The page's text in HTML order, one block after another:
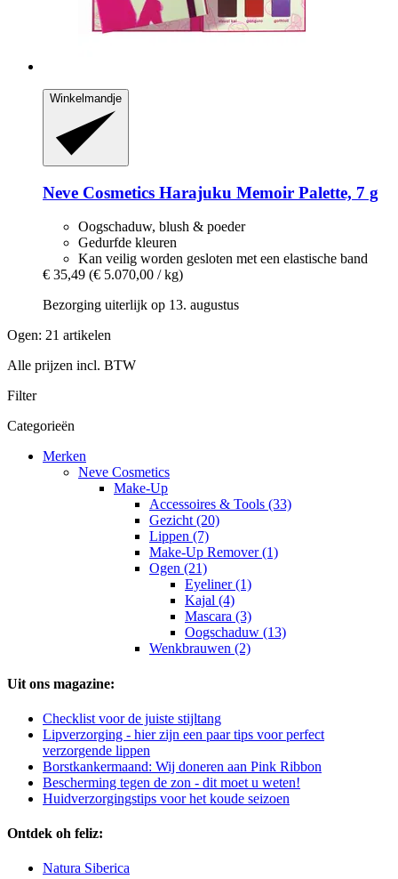
Winkelmandje
Neve Cosmetics Harajuku Memoir Palette, 7 g
Oogschaduw, blush & poeder
Gedurfde kleuren
Kan veilig worden gesloten met een elastische band
€ 35,49 (€ 5.070,00 / kg)
Bezorging uiterlijk op 13. augustus
Ogen: 21 artikelen
Alle prijzen incl. BTW
Filter
Categorieën
Merken
Neve Cosmetics
Make-Up
Accessoires & Tools (33)
Gezicht (20)
Lippen (7)
Make-Up Remover (1)
Ogen (21)
Eyeliner (1)
Kajal (4)
Mascara (3)
Oogschaduw (13)
Wenkbrauwen (2)
Uit ons magazine:
Checklist voor de juiste stijltang
Lipverzorging - hier zijn een paar tips voor perfect
verzorgende lippen
Borstkankermaand: Wij doneren aan Pink Ribbon
Bescherming tegen de zon - dit moet u weten!
Huidverzorgingstips voor het koude seizoen
Ontdek oh feliz:
Natura Siberica